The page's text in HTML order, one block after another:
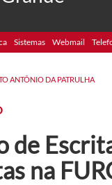
Sistemas Webmail
ANTÔNIO DA PATRULHA
de
na